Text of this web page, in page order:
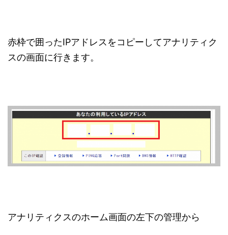
赤枠で囲ったIPアドレスをコピーしてアナリティク
スの画面に行きます。
アナリティクスのホーム画面の左下の管理から